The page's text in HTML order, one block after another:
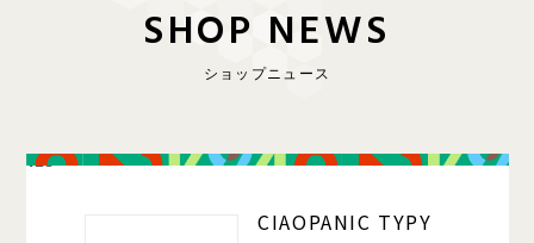
SHOP NEWS
ショップニュース
125
CIAOPANIC TYPY